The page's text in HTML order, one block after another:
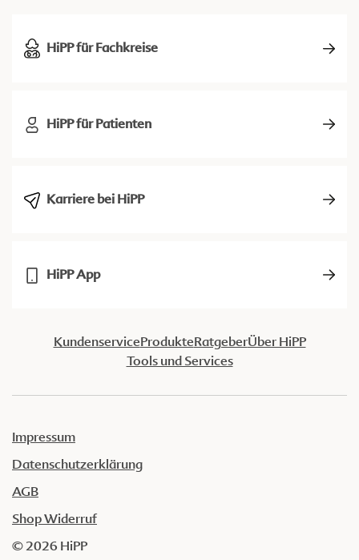
HiPP für Fachkreise
HiPP für Patienten
Karriere bei HiPP
HiPP App
KundenserviceProdukteRatgeberÜber HiPP
Tools und Services
Impressum
Datenschutzerklärung
AGB
Shop Widerruf
© 2026 HiPP